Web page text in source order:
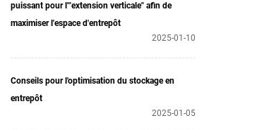
puissant pour l'"extension verticale" afin de
maximiser l'espace d'entrepôt
2025-01-10
Conseils pour l'optimisation du stockage en
entrepôt
2025-01-05